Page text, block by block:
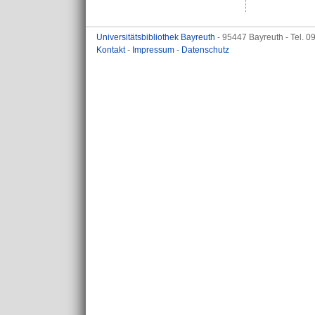
Universitätsbibliothek Bayreuth - 95447 Bayreuth - Tel.
Kontakt- Impressum - Datenschutz